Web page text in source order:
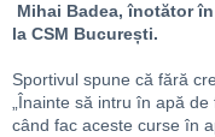
Mihai Badea, înotător
la CSM București.
Sportivul spune că fără
„Înainte să intru în apă
când fac aceste curse în